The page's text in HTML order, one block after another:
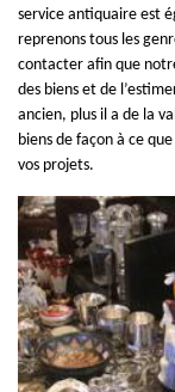
service antiquaire est
reprenons tous les
contacter afin que
des biens et de
ancien, plus il a de la
biens de façon à ce
vos projets.